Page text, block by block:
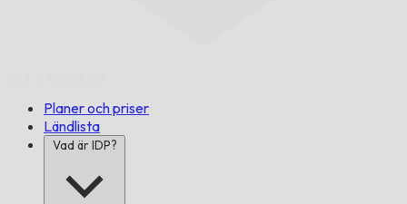
Planer och priser
Ländlista
Vad är IDP?